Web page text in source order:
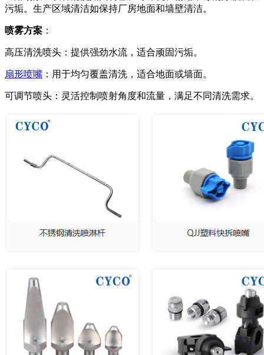
污垢。 生产区域清洁如保持厂房地面和墙壁清洁。
喷雾方案 ：
高压清洗喷头：提供强劲水流，适合顽固污垢。
扇形喷嘴 ：用于均匀覆盖清洗，适合地面或墙面。
可调节喷头：灵活控制喷射角度和流量，满足不同清洗需求。